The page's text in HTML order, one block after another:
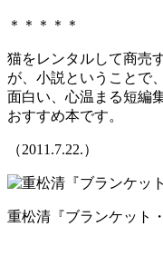
＊＊＊＊＊
猫をレンタルして商売
が、小説ということで
面白い、心温まる短編
おすすめ本です。
（2011.7.22.）
重松清『ブランケット